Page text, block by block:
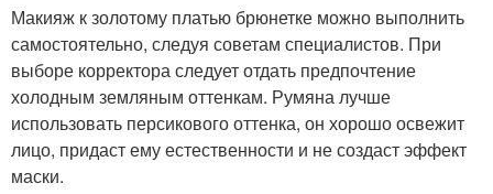
Макияж к золотому платью брюнетке можно выполнить
самостоятельно, следуя советам специалистов. При
выборе корректора следует отдать предпочтение
холодным земляным оттенкам. Румяна лучше
использовать персикового оттенка, он хорошо освежит
лицо, придаст ему естественности и не создаст эффект
маски.